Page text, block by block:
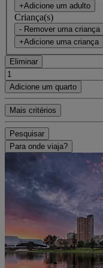
+Adicione um adulto
Criança(s)
- Remover uma criança
+Adicione uma criança
Eliminar
Adicione um quarto
Mais critérios
Pesquisar
Para onde viaja?